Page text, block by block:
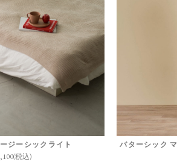
スロー コージーシックライト
税込)
バターシック